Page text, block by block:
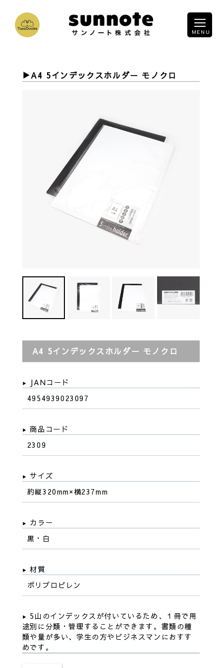
A4 5インデックスホルダー モノクロ
A4 5インデックスホルダー モノクロ
JANコード
4954939023097
商品コード
2309
サイズ
約縦320mm×横237mm
カラー
黒・白
材質
ポリプロピレン
5山のインデックスが付いているため、１冊で用
途別に分類・管理することができます。書類の種
類や量が多い、学生の方やビジネスマンにおすす
めです。